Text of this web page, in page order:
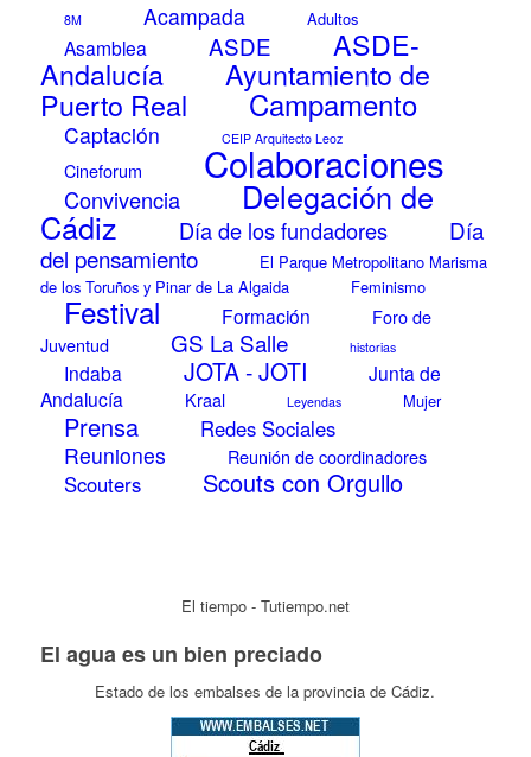
8M Acampada Adultos
Asamblea ASDE ASDE-
Andalucía Ayuntamiento de
Puerto Real Campamento
Captación CEIP Arquitecto Leoz
Cineforum Colaboraciones
Convivencia Delegación de
Cádiz Día de los fundadores
Día
del pensamiento
El Parque Metropolitano Marisma
de los Toruños y Pinar de La Algaida
Feminismo
Festival Formación
Foro de
Juventud
GS La Salle historias
Indaba JOTA - JOTI
Junta de
Andalucía
Kraal Leyendas Mujer
Prensa Redes Sociales
Reuniones Reunión de coordinadores
Scouters Scouts con Orgullo
El tiempo - Tutiempo.net
El agua es un bien preciado
Estado de los embalses de la provincia de Cádiz.